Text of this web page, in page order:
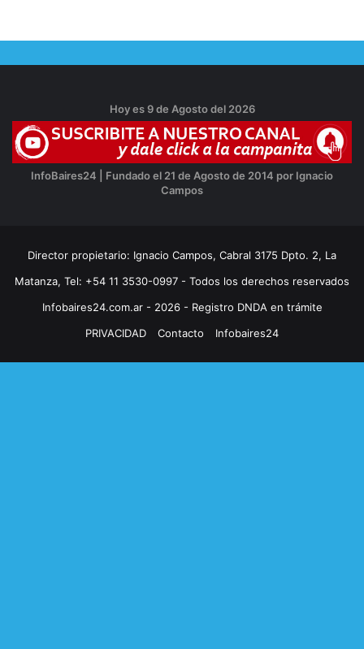
Hoy es 9 de Agosto del 2026
InfoBaires24 | Fundado el 21 de Agosto de 2014 por Ignacio
Campos
Director propietario: Ignacio Campos, Cabral 3175 Dpto. 2, La
Matanza, Tel: +54 11 3530-0997 - Todos los derechos reservados
Infobaires24.com.ar - 2026 - Registro DNDA en trámite
PRIVACIDAD
Contacto Infobaires24